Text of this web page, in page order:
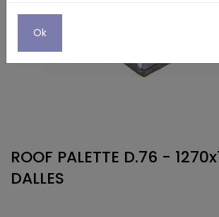
ROOF PALETTE D.76 -
DALLES
Ok